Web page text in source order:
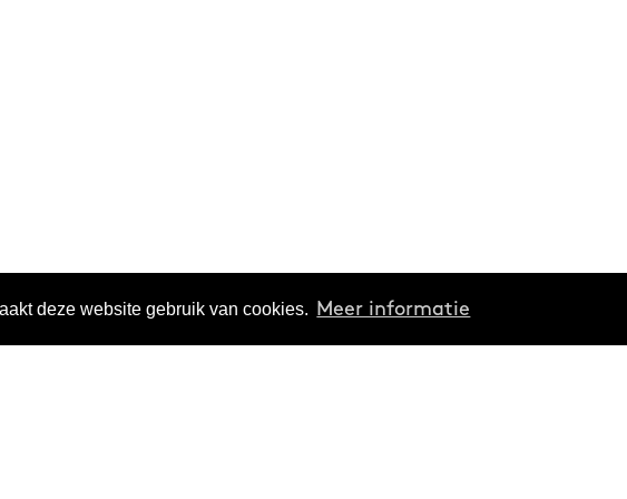
deze website gebruik van cookies. Meer informatie